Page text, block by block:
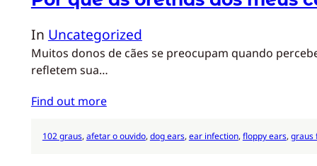
In Uncategorized
Muitos donos de cães se preocupam quando
refletem sua…
Find out more
102 graus, afetar o ouvido, dog ears, ear infection, floppy ears, graus